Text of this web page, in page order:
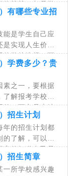
体等等，都是学
有哪些专业招
能是学生自己应
是实现人生价值
的学校选择，下
学费多少？贵
素之一，要根据
了解报考学校的
的。下文是小编
招生计划
年的招生计划都
的了解，可以更
率的知道自己是
招生简章
一所学校感兴趣